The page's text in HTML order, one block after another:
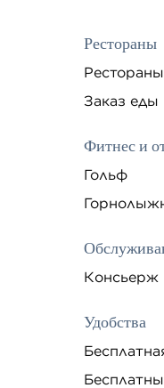
Рестораны
Заказ еды
Фитнес и
Гольф
Консьерж
Удобства